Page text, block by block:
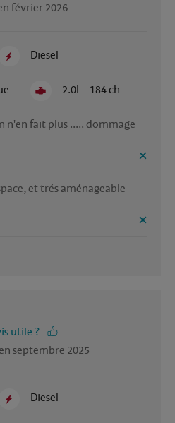
février 2026
Diesel
2.0L - 184 ch
n'en fait plus ..... dommage
et trés aménageable
utile ?
septembre 2025
Diesel